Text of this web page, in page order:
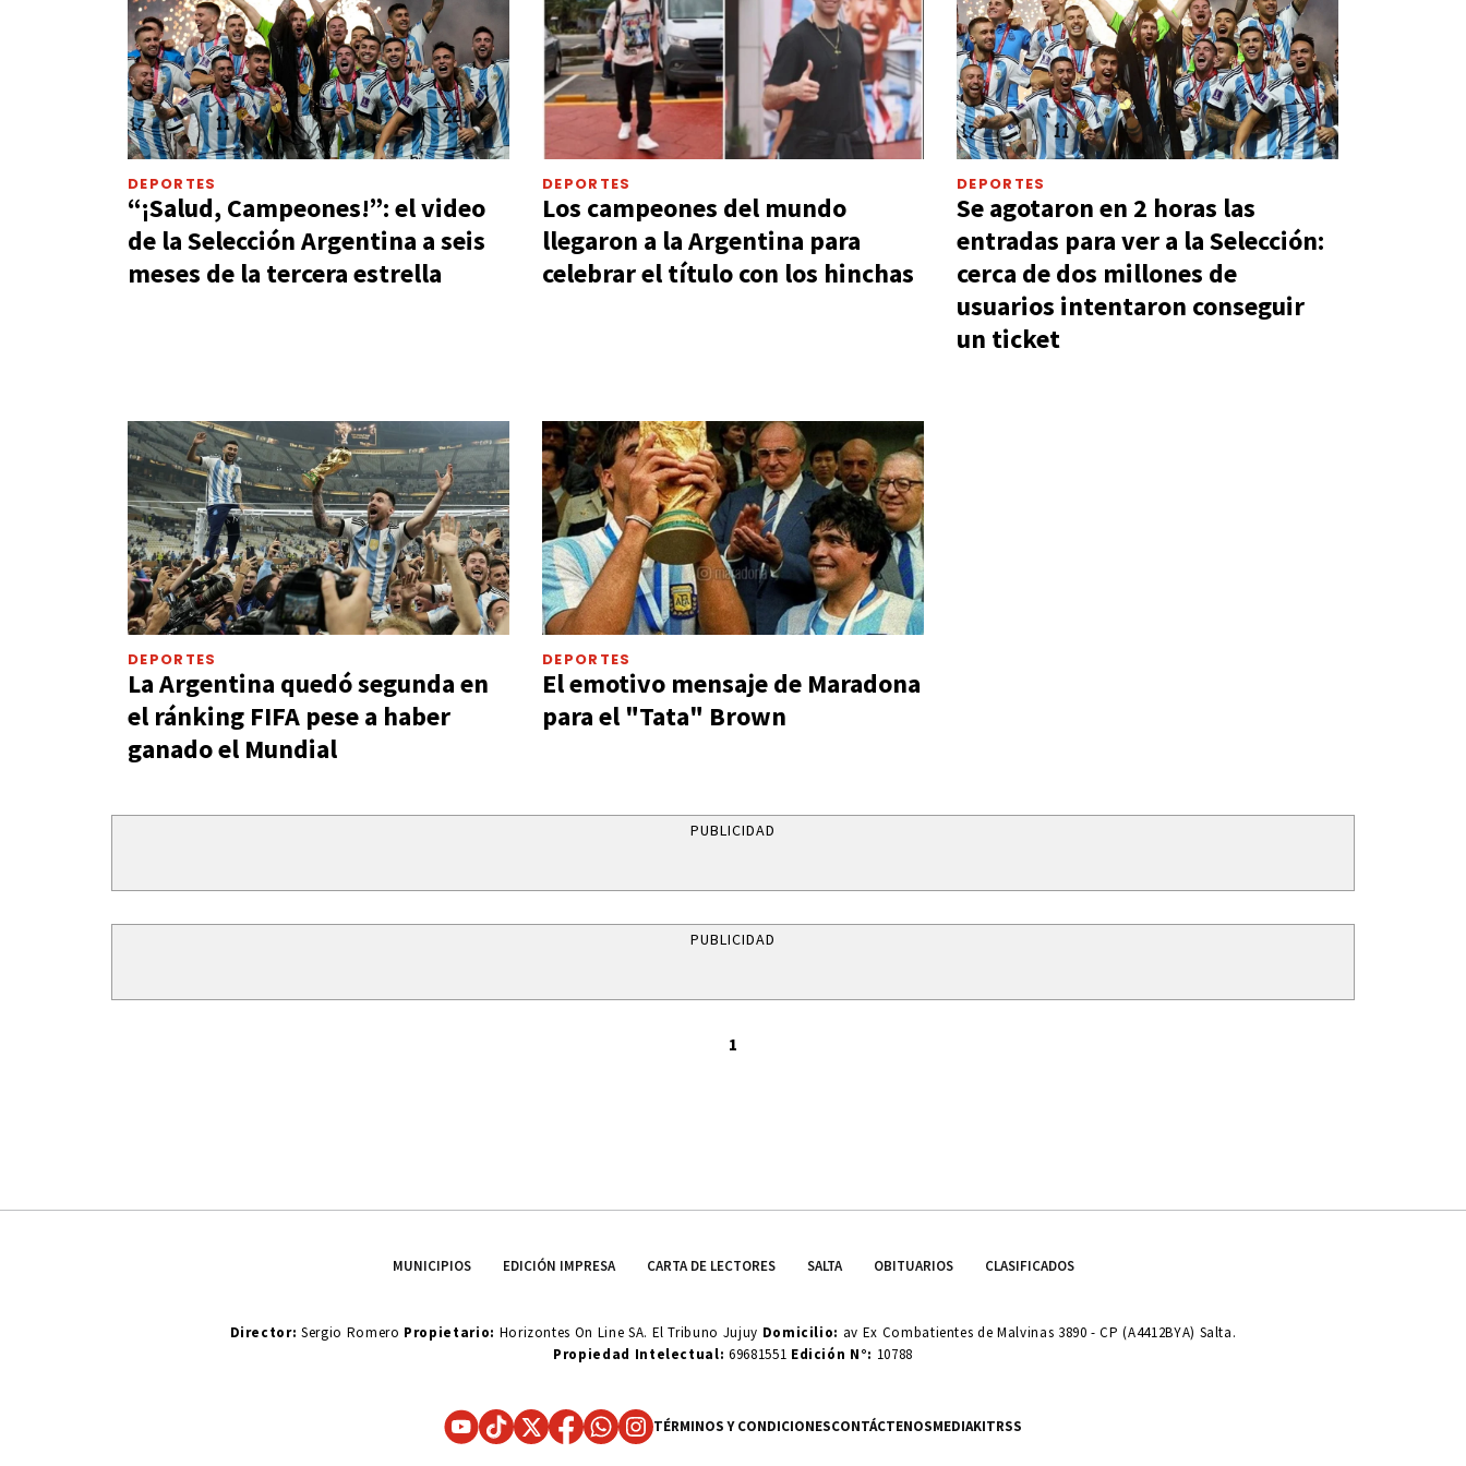
DEPORTES
“¡Salud, Campeones!”: el video
de la Selección Argentina a seis
meses de la tercera estrella
DEPORTES
Los campeones del mundo
llegaron a la Argentina para
celebrar el título con los hinchas
DEPORTES
Se agotaron en 2 horas las
entradas para ver a la Selección:
cerca de dos millones de
usuarios intentaron conseguir
un ticket
DEPORTES
La Argentina quedó segunda en
el ránking FIFA pese a haber
ganado el Mundial
DEPORTES
El emotivo mensaje de Maradona
para el "Tata" Brown
PUBLICIDAD
PUBLICIDAD
1
MUNICIPIOS EDICIÓN IMPRESA CARTA DE LECTORES SALTA OBITUARIOS CLASIFICADOS
Director: Sergio Romero Propietario: Horizontes On Line SA. El Tribuno Jujuy Domicilio: av Ex Combatientes de Malvinas 3890 - CP (A4412BYA) Salta.
Propiedad Intelectual: 69681551 Edición N°: 10788
TÉRMINOS Y CONDICIONESCONTÁCTENOSMEDIAKITRSS